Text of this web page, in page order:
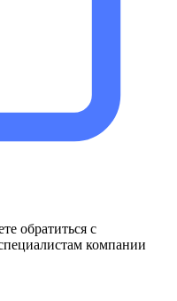
обратиться с
компании